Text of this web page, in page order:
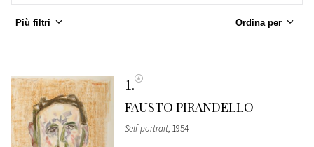
Più filtri Ordina per
1
FAUSTO PIRANDELLO
Self-portrait, 1954